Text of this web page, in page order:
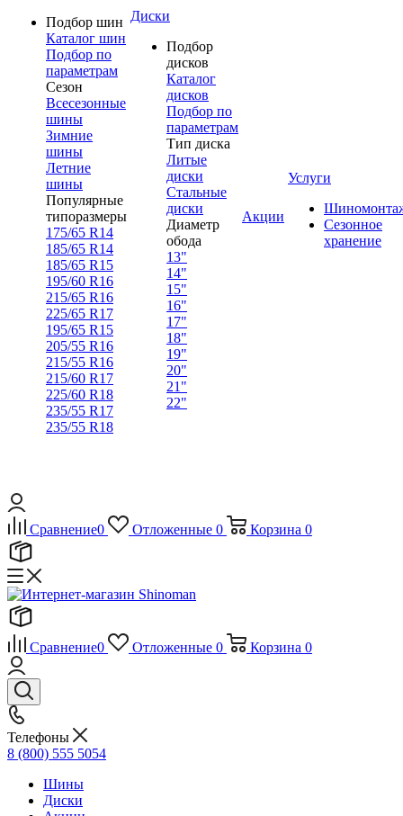
Подбор шин
Каталог шин
Подбор по
параметрам
Сезон
Всесезонные
шины
Зимние
шины
Летние
шины
Популярные
типоразмеры
175/65 R14
185/65 R14
185/65 R15
195/60 R16
215/65 R16
225/65 R17
195/65 R15
205/55 R16
215/55 R16
215/60 R17
225/60 R18
235/55 R17
235/55 R18
Диски
Подбор
дисков
Каталог
дисков
Подбор по
параметрам
Тип диска
Литые
диски
Стальные
диски
Диаметр
обода
13"
14"
15"
16"
17"
18"
19"
20"
21"
22"
Акции
Услуги
Сезонное
хранение
Сравнение0 Отложенные 0 Корзина 0
Сравнение0 Отложенные 0 Корзина 0
Телефоны
8 (800) 555 5054
Шины
Диски